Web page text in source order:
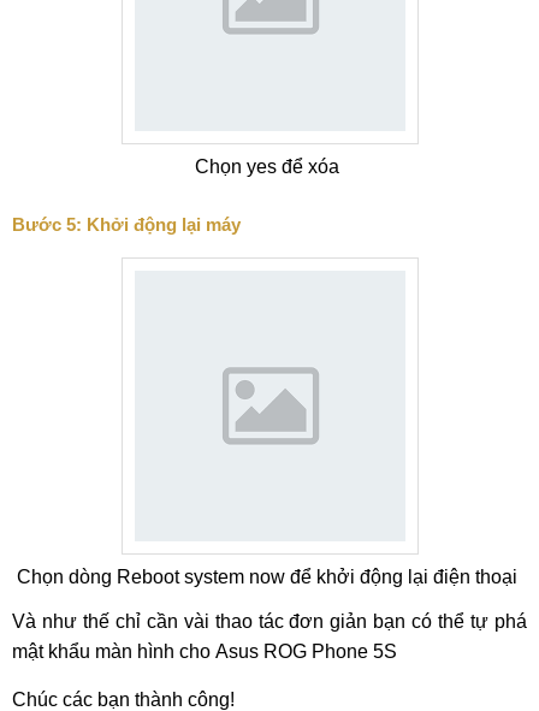
Chọn yes để xóa
Bước 5: Khởi động lại máy
Chọn dòng Reboot system now để khởi động lại điện thoại
Và như thế chỉ cần vài thao tác đơn giản bạn có thể tự phá
mật khẩu màn hình cho Asus ROG Phone 5S
Chúc các bạn thành công!